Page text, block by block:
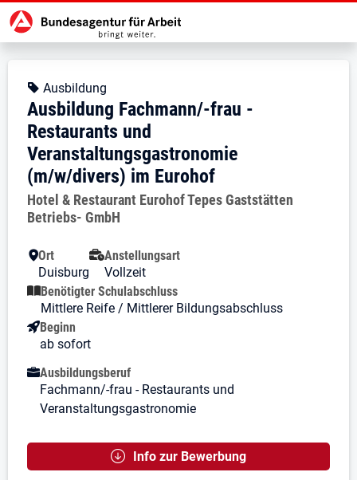
Zur Jobsuche Startseite
Stellendetails zu: Ausbildung
Ausbildung Fachmann/-
Ausbildung Fachmann/-frau -
Kopfbereich
Angebotsart:
Ausbildung
Ausbildung Fachmann/-frau -
Restaurants und
Veranstaltungsgastronomie
(m/w/divers) im Eurohof
Arbeitgeber:
Hotel & Restaurant Eurohof Tepes Gaststätten
Betriebs- GmbH
Besondere Merkmale
Ort
Duisburg
Anstellungsart
Vollzeit
Benötigter Schulabschluss
Mittlere Reife / Mittlerer Bildungsabschluss
Beginn
ab sofort
Ausbildungsberuf
Fachmann/-frau - Restaurants und
Veranstaltungsgastronomie
Info zur Bewerbung